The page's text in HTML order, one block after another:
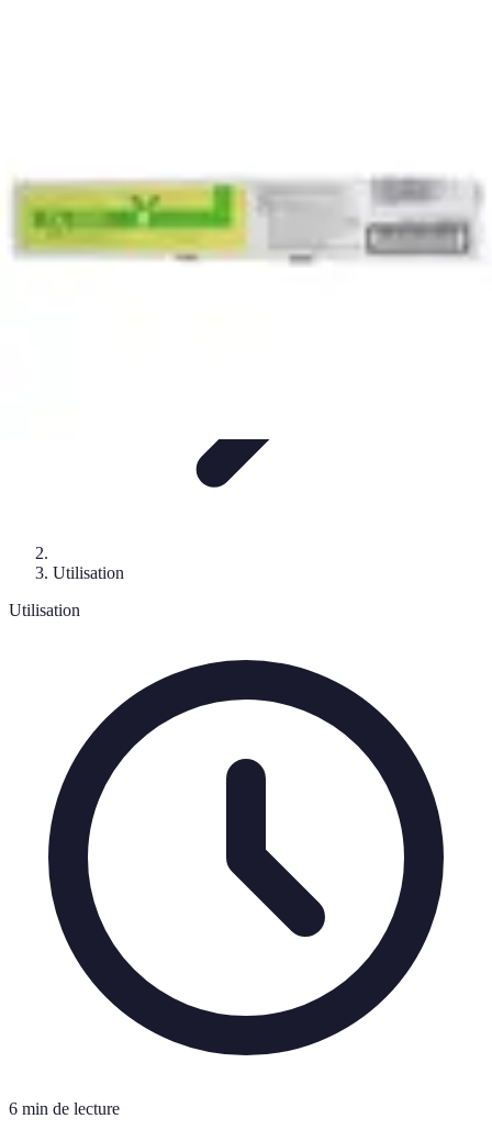
Utilisation
Utilisation
6 min de lecture